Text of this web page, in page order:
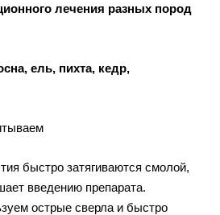
лечения разных пород
ель, пихта, кедр,
быстро затягиваются смолой,
введению препарата.
острые сверла и быстро